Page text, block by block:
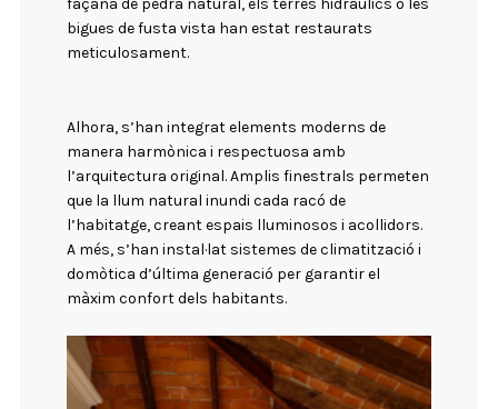
façana de pedra natural, els terres hidràulics o les
bigues de fusta vista han estat restaurats
meticulosament.
Alhora, s’han integrat elements moderns de
manera harmònica i respectuosa amb
l’arquitectura original. Amplis finestrals permeten
que la llum natural inundi cada racó de
l’habitatge, creant espais lluminosos i acollidors.
A més, s’han instal·lat sistemes de climatització i
domòtica d’última generació per garantir el
màxim confort dels habitants.